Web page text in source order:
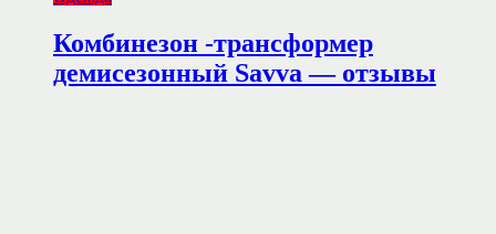
Комбинезон -трансформер
демисезонный Savva — отзывы